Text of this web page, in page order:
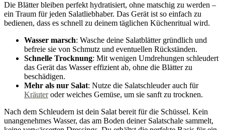
Die Blätter bleiben perfekt hydratisiert, ohne matschig zu werden –
ein Traum für jeden Salatliebhaber. Das Gerät ist so einfach zu
bedienen, dass es schnell zu deinem täglichen Küchenritual wird.
Wasser marsch: Wasche deine Salatblätter gründlich und
befreie sie von Schmutz und eventuellen Rückständen.
Schnelle Trocknung: Mit wenigen Umdrehungen schleudert
das Gerät das Wasser effizient ab, ohne die Blätter zu
beschädigen.
Mehr als nur Salat: Nutze die Salatschleuder auch für
Kräuteroder weiches Gemüse, um sie sanft zu trocknen.
Nach dem Schleudern ist dein Salat bereit für die Schüssel. Kein
unangenehmes Wasser, das am Boden deiner Salatschale sammelt,